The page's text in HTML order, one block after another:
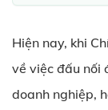
Hiện nay, khi
về việc đấu nối
doanh nghiệp,